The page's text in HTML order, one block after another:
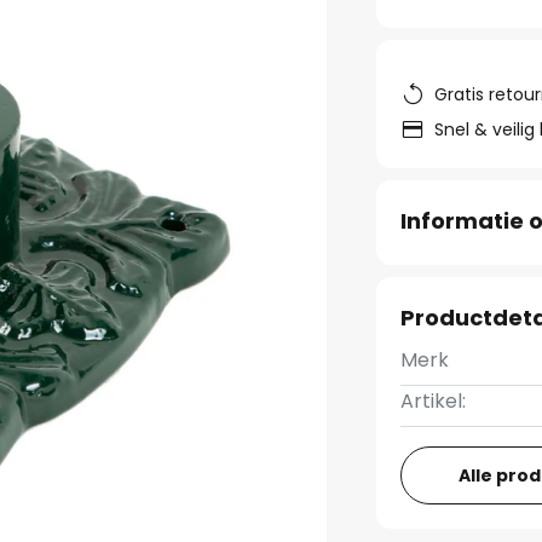
Gratis
Snel &
Informatie
Merk
Artikel:
Alle